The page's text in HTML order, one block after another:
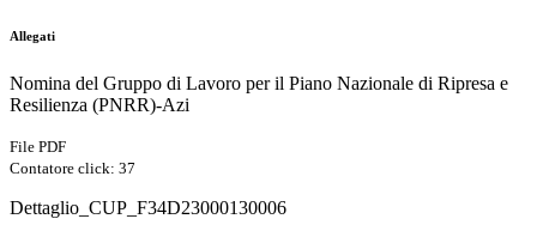
Allegati
Nomina del Gruppo di Lavoro per il Piano Nazionale di Ripresa e
Resilienza (PNRR)-Azi
File PDF
Contatore click: 37
Dettaglio_CUP_F34D23000130006